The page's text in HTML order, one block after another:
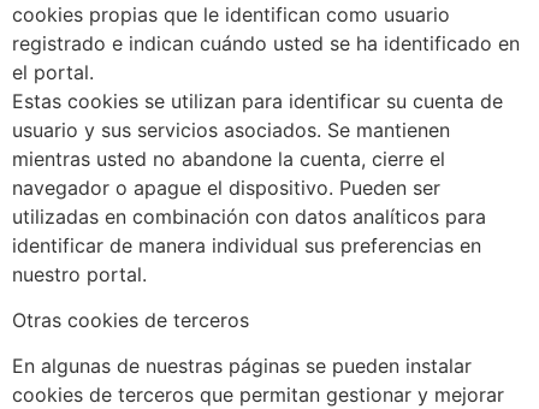
cookies propias que le identifican como usuario
registrado e indican cuándo usted se ha identificado en
el portal.
Estas cookies se utilizan para identificar su cuenta de
usuario y sus servicios asociados. Se mantienen
mientras usted no abandone la cuenta, cierre el
navegador o apague el dispositivo. Pueden ser
utilizadas en combinación con datos analíticos para
identificar de manera individual sus preferencias en
nuestro portal.
Otras cookies de terceros
En algunas de nuestras páginas se pueden instalar
cookies de terceros que permitan gestionar y mejorar